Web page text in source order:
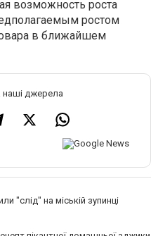
возможность роста
ростом
в ближайшем
наші джерела
"слід" на міській зупинці